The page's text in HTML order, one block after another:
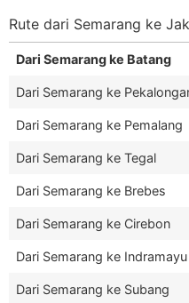
Rute dari Semarang ke
Dari Semarang ke Batang
Dari Semarang ke
Dari Semarang ke Pemalang
Dari Semarang ke Tegal
Dari Semarang ke Brebes
Dari Semarang ke Cirebon
Dari Semarang ke Indramayu
Dari Semarang ke Subang